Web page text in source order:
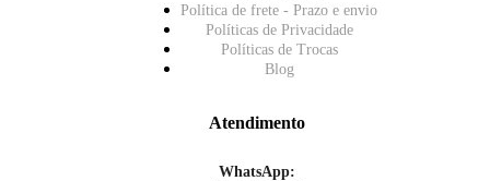
Política de frete - Prazo e envio
Políticas de Privacidade
Políticas de Trocas
Blog
Atendimento
WhatsApp: